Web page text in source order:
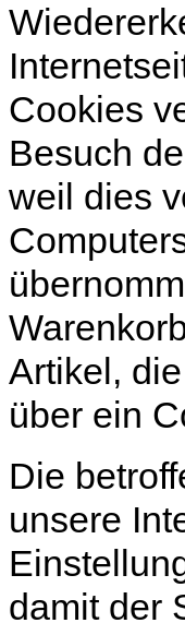
Cookies
Besuch
weil dies
Artikel,
über ein
Die
unsere
damit der